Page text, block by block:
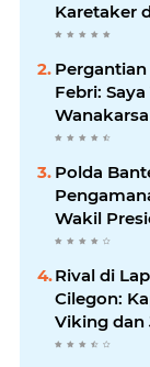
Karetaker
Saat
Febri:
Jauh
Polda
Wakil
Rival di
Cilegon:
Viking dan
Nobar